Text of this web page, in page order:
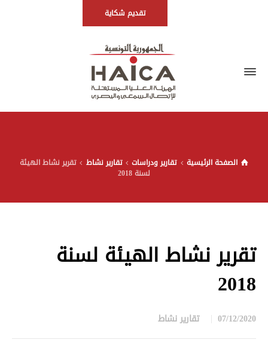
تقديم شكاية
الصفحة الرئيسية تقارير ودراسات تقارير نشاط
تقرير نشاط الهيئة
لسنة 2018
تقرير نشاط الهيئة لسنة
2018
07/12/2020 تقارير نشاط